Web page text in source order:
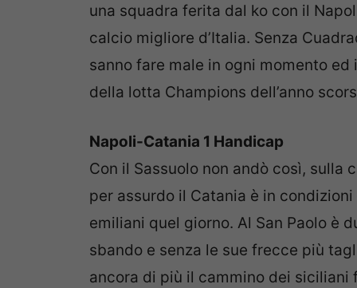
una squadra ferita dal ko con il
calcio migliore d’Italia. Senza
sanno fare male in ogni momento
della lotta Champions dell’anno
Napoli-Catania 1 Handicap
Con il Sassuolo non andò così, sulla
per assurdo il Catania è in
emiliani quel giorno. Al San Paolo è
sbando e senza le sue frecce più
ancora di più il cammino dei